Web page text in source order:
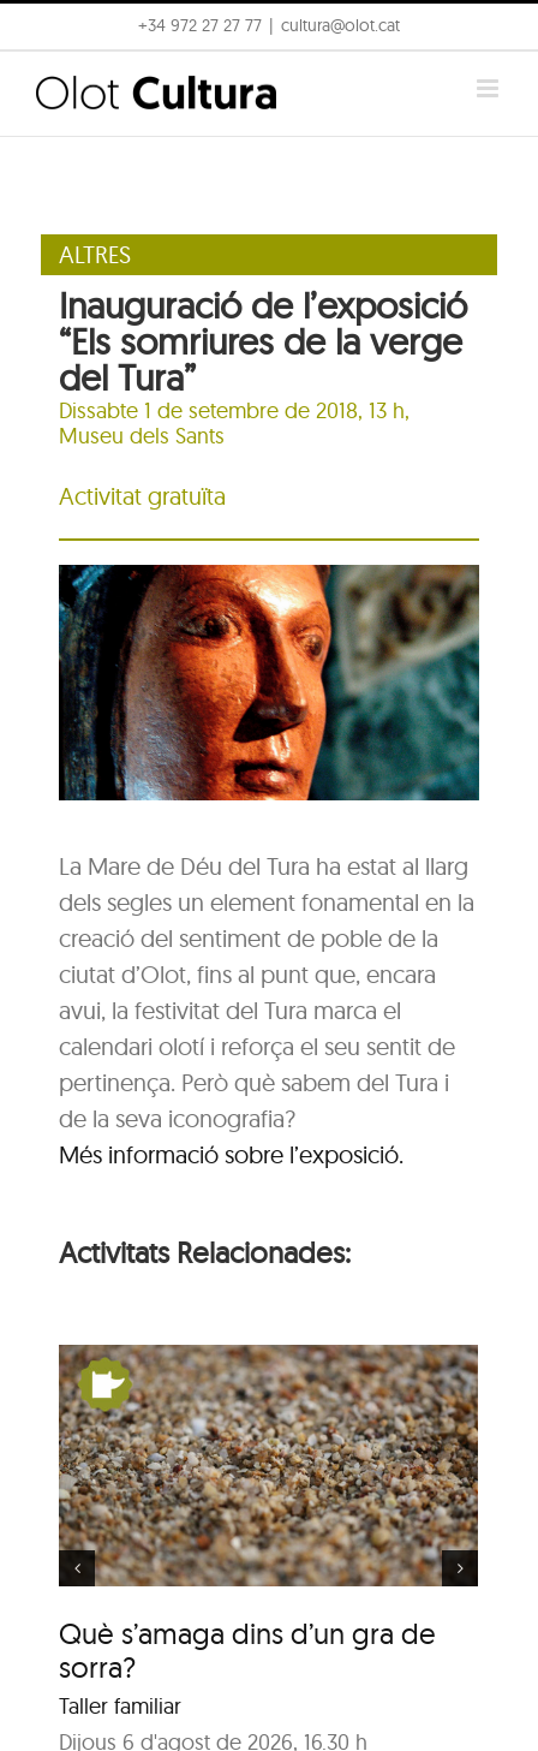
to
content
+34 972 27 27 77 cultura@olot.cat
ALTRES
Inauguració de l’exposició
“Els somriures de la verge
del Tura”
Dissabte 1 de setembre de 2018, 13 h,
Museu dels Sants
Activitat gratuïta
La Mare de Déu del Tura ha estat al llarg
dels segles un element fonamental en la
creació del sentiment de poble de la
ciutat d’Olot, fins al punt que, encara
avui, la festivitat del Tura marca el
calendari olotí i reforça el seu sentit de
pertinença. Però què sabem del Tura i
de la seva iconografia?
Més informació sobre l’exposició.
Activitats Relacionades:
Què s’amaga dins d’un gra de
sorra?
Taller familiar
Dijous 6 d'agost de 2026, 16.30 h
De Pangea a nosaltres:
la Terra es mou